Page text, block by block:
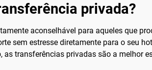
privada?
aconselhável para aqueles que
sem estresse diretamente para o seu
transferências privadas são a melhor